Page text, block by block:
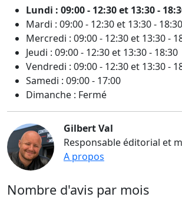
Lundi : 09:00 - 12:30 et 13:30 -
Mardi : 09:00 - 12:30 et 13:30 - 18:30
Mercredi : 09:00 - 12:30 et 13:30 -
Jeudi : 09:00 - 12:30 et 13:30 - 18:30
Vendredi : 09:00 - 12:30 et 13:30 -
Samedi : 09:00 - 17:00
Dimanche : Fermé
Gilbert Val
Responsable éditorial et
A propos
Nombre d'avis par mois